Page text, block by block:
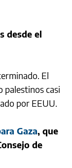
desde el
El
palestinos casi
por EEUU.
Gaza, que
de